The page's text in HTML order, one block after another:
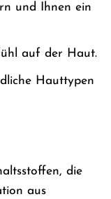
und Ihnen ein
auf der Haut.
Hauttypen
die
aus